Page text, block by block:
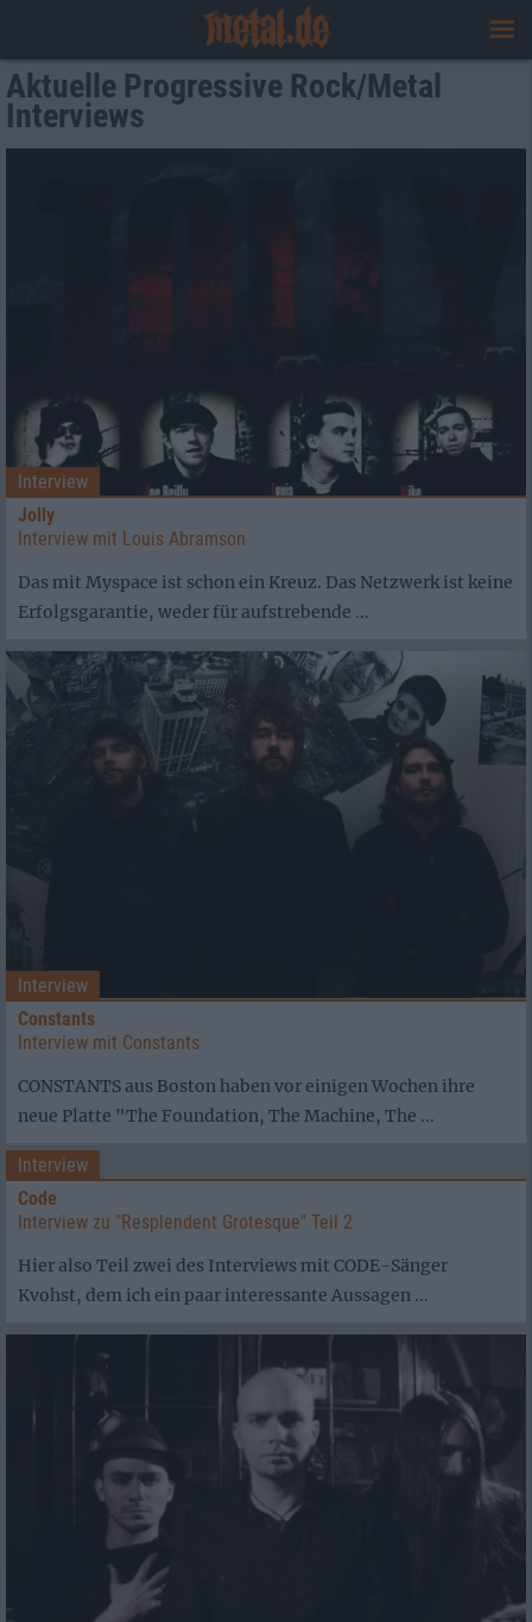
Aktuelle Progressive Rock/Metal
Interviews
Interview
Jolly
Interview mit Louis Abramson
Das mit Myspace ist schon ein Kreuz. Das Netzwerk ist keine
Erfolgsgarantie, weder für aufstrebende ...
Interview
Constants
Interview mit Constants
CONSTANTS aus Boston haben vor einigen Wochen ihre
neue Platte "The Foundation, The Machine, The ...
Interview
Code
Interview zu "Resplendent Grotesque" Teil 2
Hier also Teil zwei des Interviews mit CODE-Sänger
Kvohst, dem ich ein paar interessante Aussagen ...